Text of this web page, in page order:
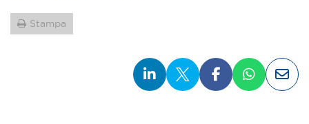
Stampa